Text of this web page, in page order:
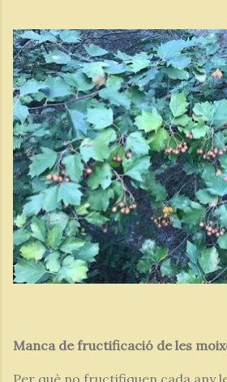
Manca de fructificació de les
Per què no fructifiquen cada any